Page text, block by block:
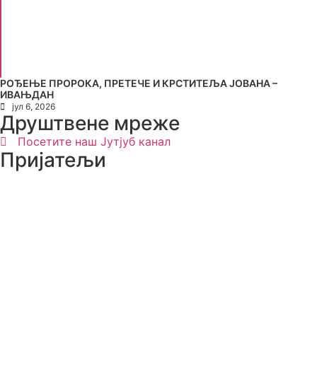
РОЂЕЊЕ ПРОРОКА, ПРЕТЕЧЕ И КРСТИТЕЉА ЈОВАНА –
ИВАЊДАН
јул 6, 2026
Друштвене мреже
Посетите наш Јутјуб канал
Пријатељи